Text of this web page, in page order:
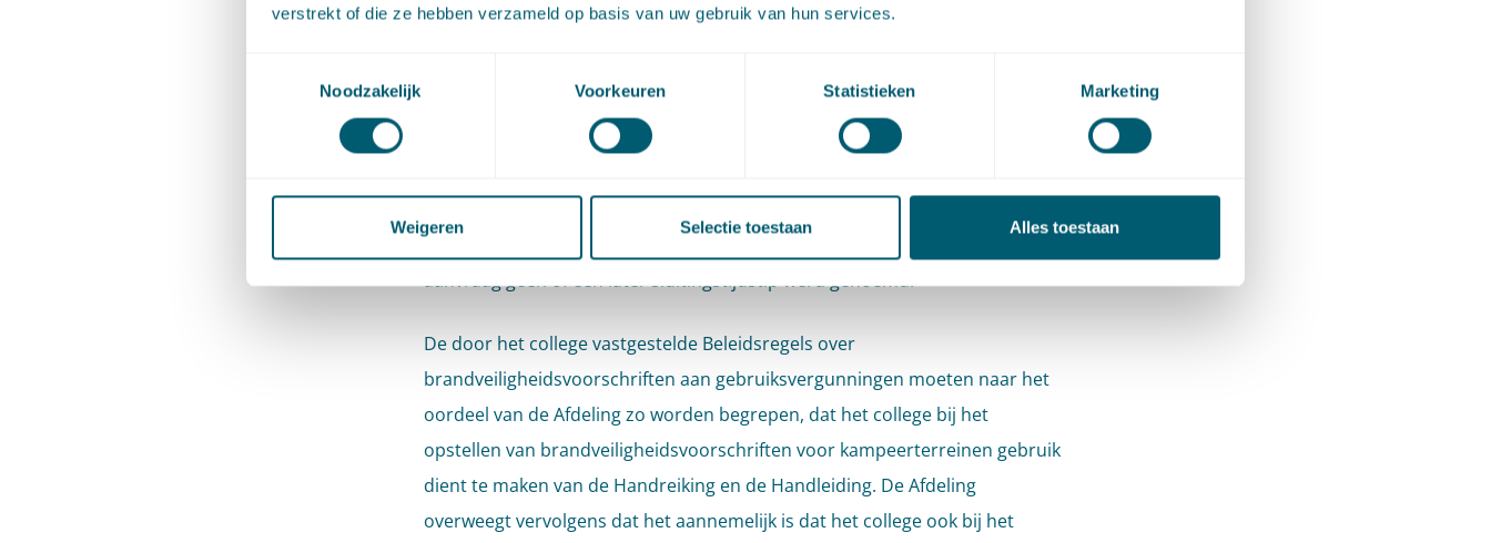
verstrekt of die ze hebben verzameld op basis van uw gebruik van hun services.
Noodzakelijk
Voorkeuren Statistieken Marketing
Weigeren Selectie toestaan Alles toestaan
rechtswege is onderworpen aan dezelfde voorschriften die gelden voor een
tijdig genomen beschikking. Er kan daarbij gedacht kan worden aan het geval
ook als de vergunning van rechtswege is verleend, zelfs wanneer in de
aanvraag geen of een later sluitingstijdstip werd genoemd.
De door het college vastgestelde Beleidsregels over
brandveiligheidsvoorschriften aan gebruiksvergunningen moeten naar het
oordeel van de Afdeling zo worden begrepen, dat het college bij het
opstellen van brandveiligheidsvoorschriften voor kampeerterreinen gebruik
dient te maken van de Handreiking en de Handleiding. De Afdeling
overweegt vervolgens dat het aannemelijk is dat het college ook bij het